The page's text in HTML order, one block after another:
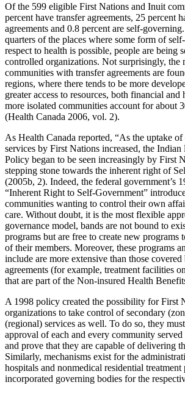
Of the 599 eligible First Nations and Inuit
percent have transfer agreements, 25 percent
agreements and 0.8 percent are self-
quarters of the places where some form of
respect to health is possible, people are being
controlled organizations. Not surprisingly, the
communities with transfer agreements are
regions, where there tends to be more
greater access to resources, both financial and
more isolated communities account for about
(Health Canada 2006, vol. 2).
As Health Canada reported, “As the uptake
services by First Nations increased, the Indian
Policy began to be seen increasingly by First
stepping stone towards the inherent right of
(2005b, 2). Indeed, the federal government’s
“Inherent Right to Self-Government”
communities wanting to control their own
care. Without doubt, it is the most flexible
governance model, bands are not bound to
programs but are free to create new programs
of their members. Moreover, these programs
include are more extensive than those
agreements (for example, treatment facilities
that are part of the Non-insured Health
A 1998 policy created the possibility for First
organizations to take control of secondary
(regional) services as well. To do so, they
approval of each and every community
and prove that they are capable of delivering
Similarly, mechanisms exist for the
hospitals and nonmedical residential treatment
incorporated governing bodies for the